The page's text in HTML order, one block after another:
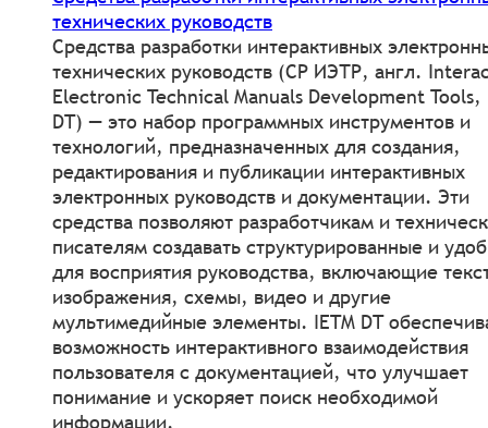
технических руководств
Средства разработки интерактивных
технических руководств (СР ИЭТР, англ.
Electronic Technical Manuals Development Tools,
DT) — это набор программных инструментов и
технологий, предназначенных для создания,
редактирования и публикации интерактивных
электронных руководств и документации. Эти
средства позволяют разработчикам и
писателям создавать структурированные и
для восприятия руководства, включающие
изображения, схемы, видео и другие
мультимедийные элементы. IETM DT
возможность интерактивного взаимодействия
пользователя с документацией, что улучшает
понимание и ускоряет поиск необходимой
информации.